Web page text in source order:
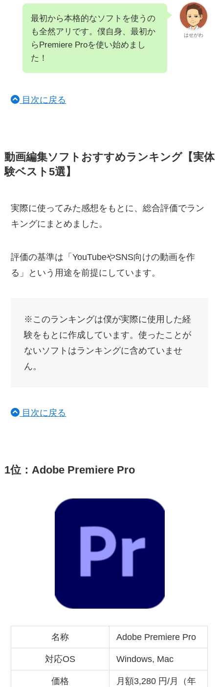
はせがわ
最初から本格的なソフトを使うの
も全然アリです。僕自身、最初か
らPremiere Proを使い始めまし
た！
目次に戻る
動画編集ソフトおすすめランキング【実体
験ベスト5選】
実際に使ってみた感想をもとに、総合評価でラン
キングにまとめました。
評価の基準は「YouTubeやSNS向けの動画を作
る」という用途を前提にしています。
※このランキングは僕が実際に使用した経
験をもとに作成しています。使ったことが
ないソフトはランキングに含めていませ
ん。
目次に戻る
1位：Adobe Premiere Pro
名称 Adobe Premiere Pro
対応OS Windows, Mac
価格
月額3,280 円/月（年